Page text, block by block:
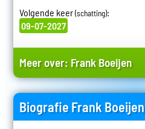
Volgende keer(schatting):
09-07-2027
Meer over: Frank Boeijen
Biografie Frank Boeijen